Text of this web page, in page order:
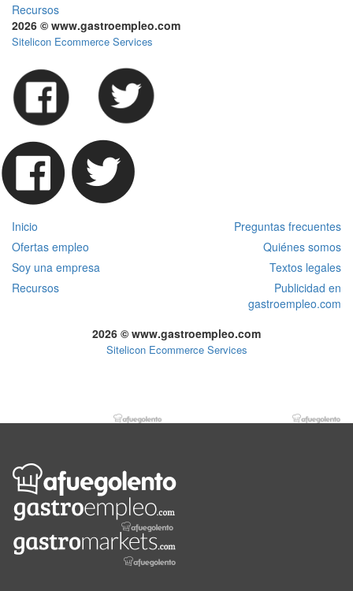
Recursos
2026 © www.gastroempleo.com
Sitelicon Ecommerce Services
Inicio
Preguntas frecuentes
Ofertas empleo
Quiénes somos
Soy una empresa
Textos legales
Recursos
Publicidad en
gastroempleo.com
2026 © www.gastroempleo.com
Sitelicon Ecommerce Services